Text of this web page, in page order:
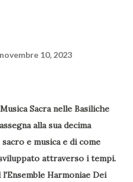
novembre 10, 2023
Sacra nelle Basiliche
alla sua decima
e musica e di come
attraverso i tempi.
Harmoniae Dei